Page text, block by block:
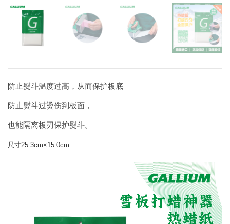
防止熨斗温度过高，从而保护板底
防止熨斗过烫伤到板面，
也能隔离板刃保护熨斗。
尺寸25.3cm×15.0cm